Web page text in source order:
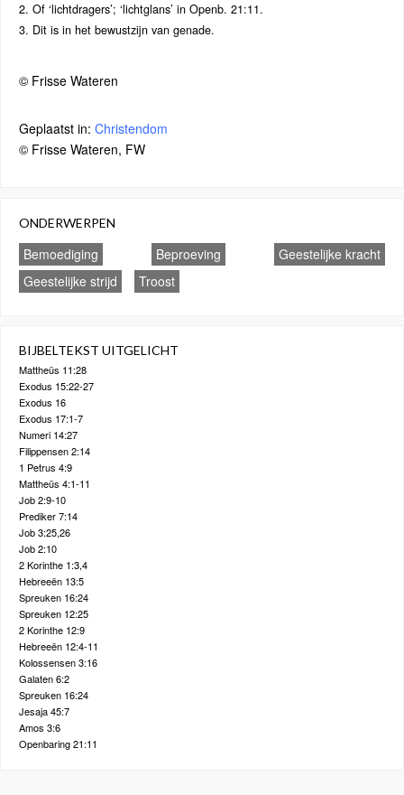
2. Of ‘lichtdragers’; ‘lichtglans’ in Openb. 21:11.
3. Dit is in het bewustzijn van genade.
© Frisse Wateren
Geplaatst in: Christendom
© Frisse Wateren, FW
ONDERWERPEN
Bemoediging Beproeving
Geestelijke kracht
Geestelijke strijd
Troost
BIJBELTEKST UITGELICHT
Mattheüs 11:28
Exodus 15:22-27
Exodus 16
Exodus 17:1-7
Numeri 14:27
Filippensen 2:14
1 Petrus 4:9
Mattheüs 4:1-11
Job 2:9-10
Prediker 7:14
Job 3:25,26
Job 2:10
2 Korinthe 1:3,4
Hebreeën 13:5
Spreuken 16:24
Spreuken 12:25
2 Korinthe 12:9
Hebreeën 12:4-11
Kolossensen 3:16
Galaten 6:2
Spreuken 16:24
Jesaja 45:7
Amos 3:6
Openbaring 21:11